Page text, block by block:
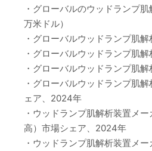
・グローバルのウッドランプ
万米ドル）
・グローバルウッドランプ肌
・グローバルウッドランプ肌
・グローバルウッドランプ肌
・グローバルウッドランプ肌
ェア、2024年
・ウッドランプ肌解析装置メ
高）市場シェア、2024年
・ウッドランプ肌解析装置メ